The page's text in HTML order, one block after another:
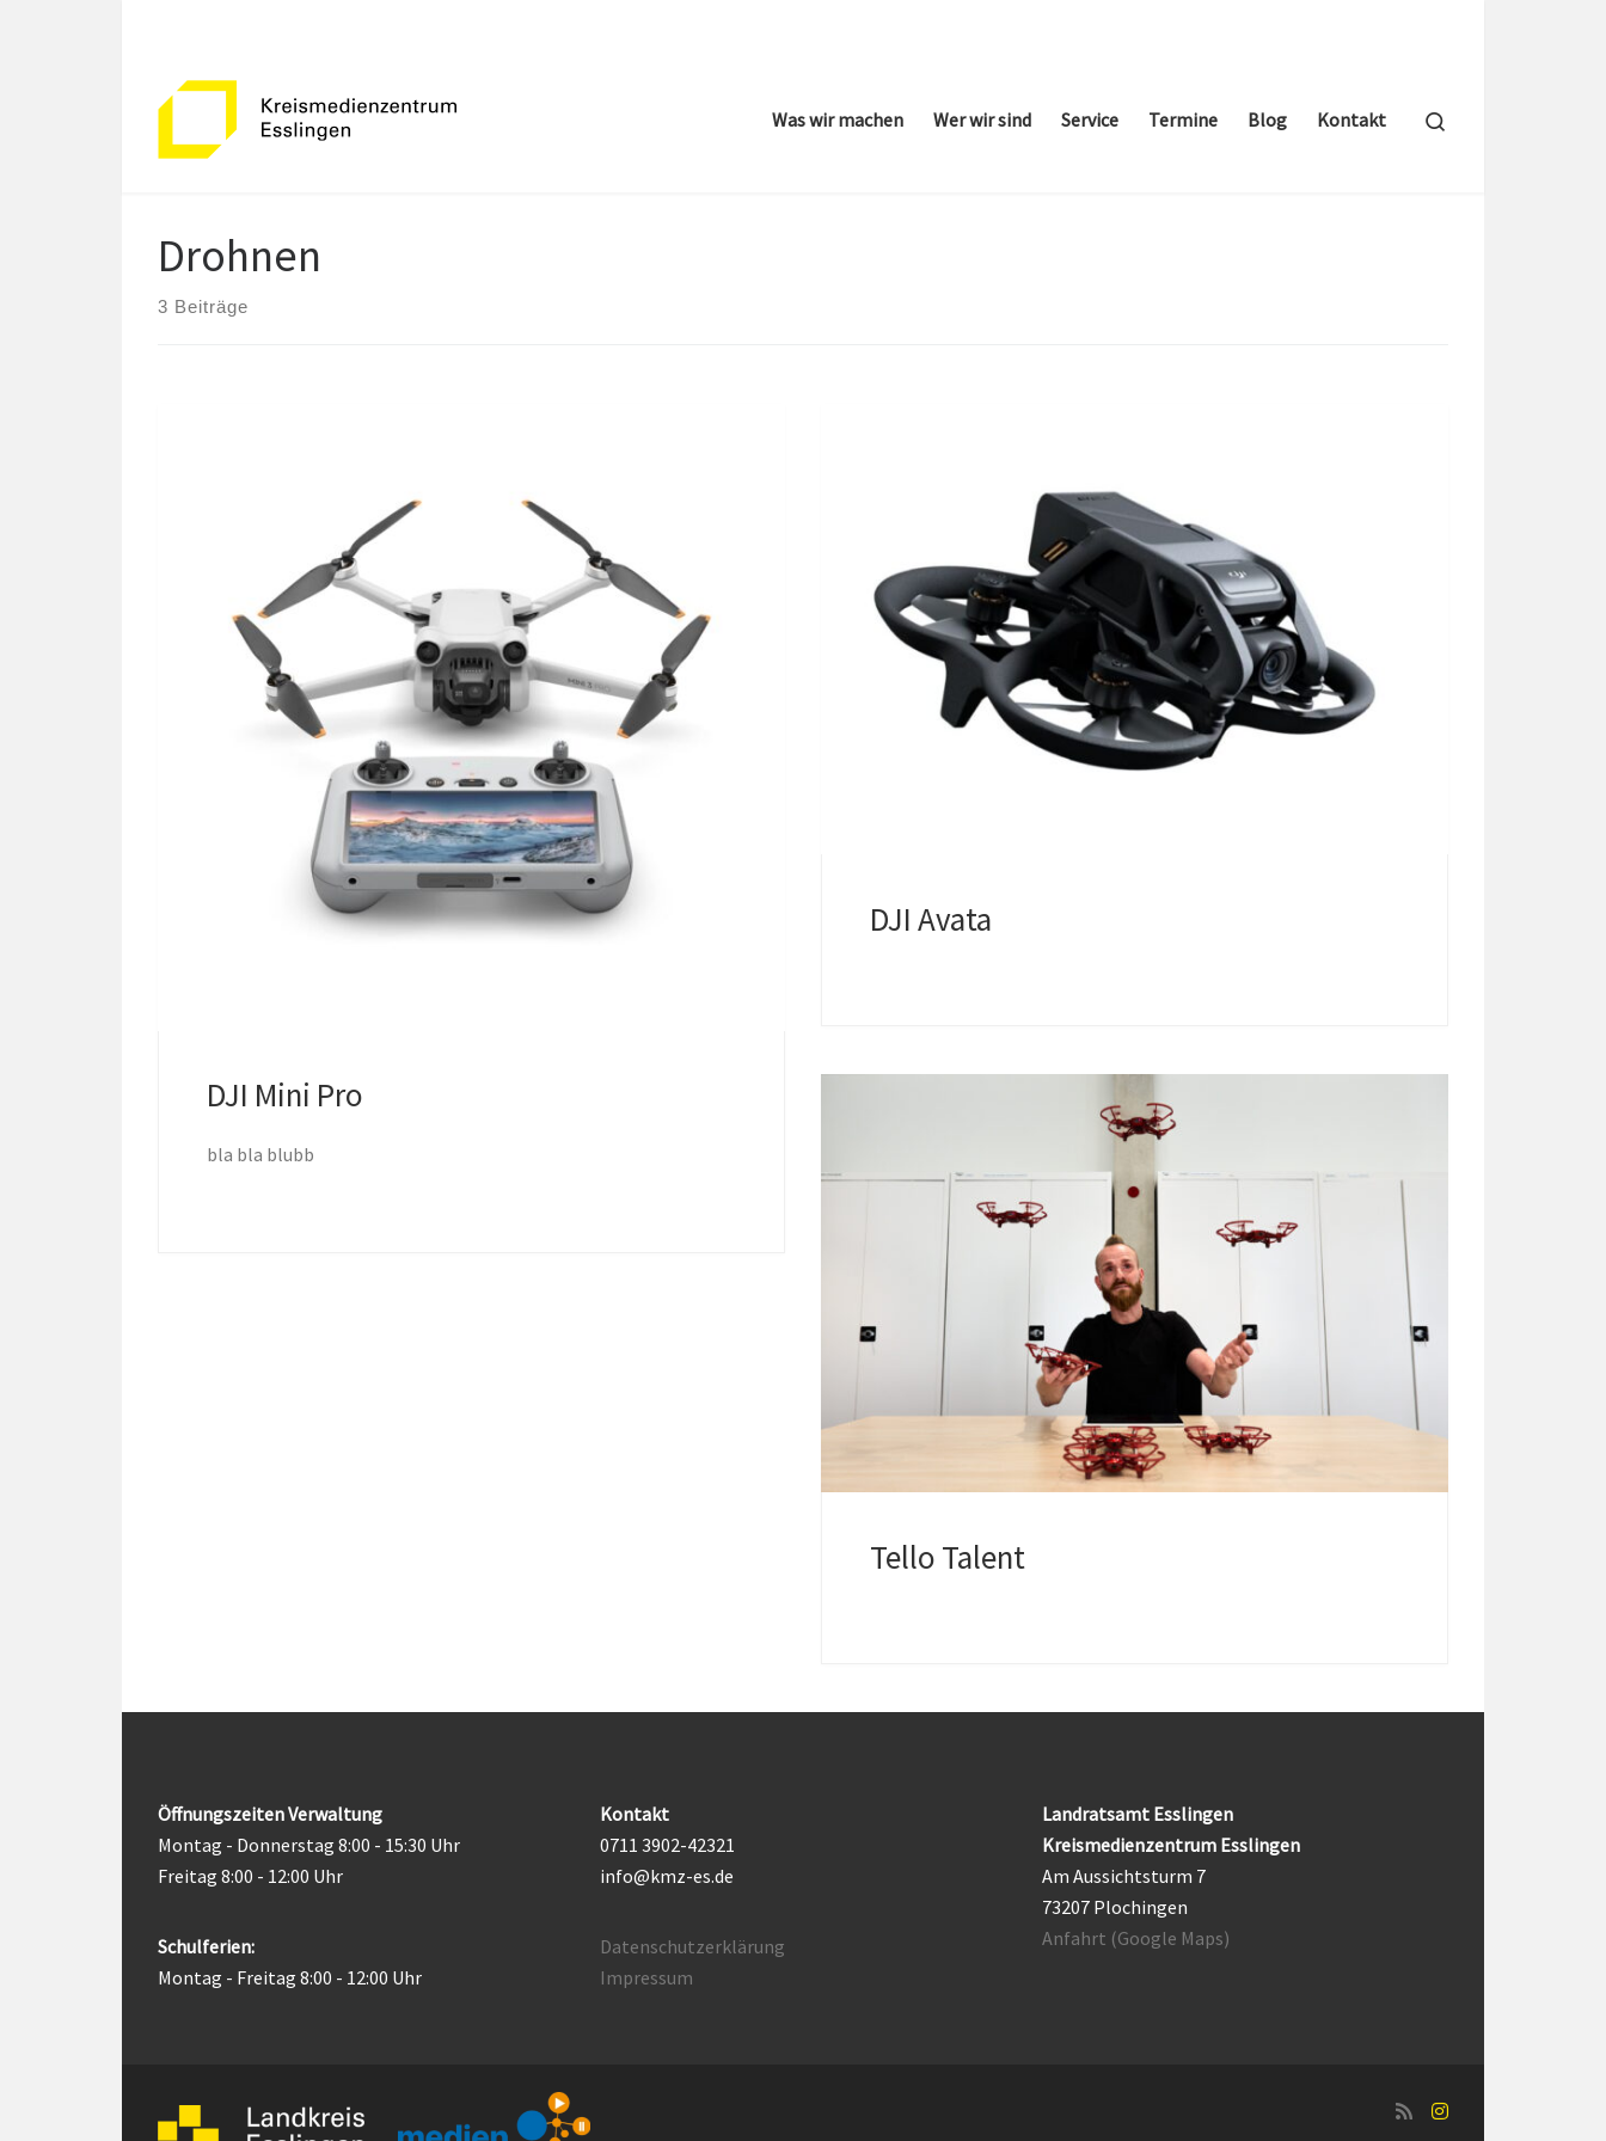
Was wir machen Wer wir sind Service Termine Blog Kontakt
Drohnen
3 Beiträge
DJI Mini Pro
bla bla blubb
DJI Avata
Tello Talent
Öffnungszeiten Verwaltung
Montag - Donnerstag 8:00 - 15:30 Uhr
Freitag 8:00 - 12:00 Uhr
Schulferien:
Montag - Freitag 8:00 - 12:00 Uhr
Kontakt
0711 3902-42321
info@kmz-es.de
Datenschutzerklärung
Impressum
Landratsamt Esslingen
Kreismedienzentrum Esslingen
Am Aussichtsturm 7
73207 Plochingen
Anfahrt (Google Maps)